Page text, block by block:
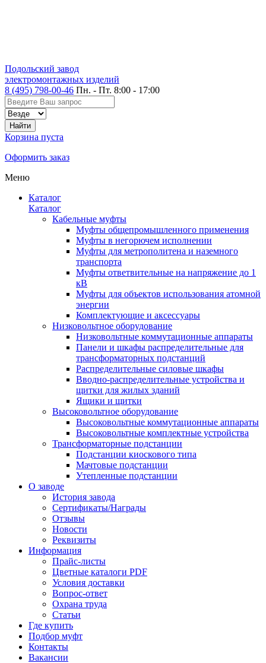
Подольский завод
электромонтажных изделий
8 (495) 798-00-46 Пн. - Пт. 8:00 - 17:00
Корзина пуста
Оформить заказ
Меню
Каталог
Каталог
Кабельные муфты
Муфты общепромышленного применения
Муфты в негорючем исполнении
Муфты для метрополитена и наземного
транспорта
Муфты ответвительные на напряжение до 1
кВ
Муфты для объектов использования атомной
энергии
Комплектующие и аксессуары
Низковольтное оборудование
Низковольтные коммутационные аппараты
Панели и шкафы распределительные для
трансформаторных подстанций
Распределительные силовые шкафы
Вводно-распределительные устройства и
щитки для жилых зданий
Ящики и щитки
Высоковольтное оборудование
Высоковольтные коммутационные аппараты
Высоковольтные комплектные устройства
Трансформаторные подстанции
Подстанции киоскового типа
Мачтовые подстанции
Утепленные подстанции
О заводе
История завода
Сертификаты/Награды
Отзывы
Новости
Реквизиты
Информация
Прайс-листы
Цветные каталоги PDF
Условия доставки
Вопрос-ответ
Охрана труда
Статьи
Где купить
Подбор муфт
Контакты
Вакансии